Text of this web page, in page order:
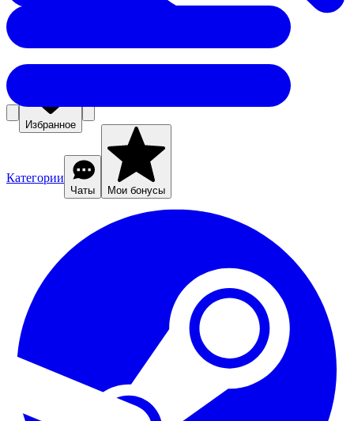
Избранное
Категории
Чаты Мои бонусы